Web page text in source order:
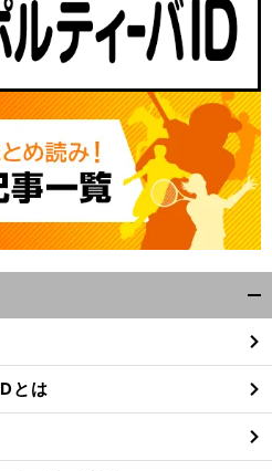
閉
る
とは